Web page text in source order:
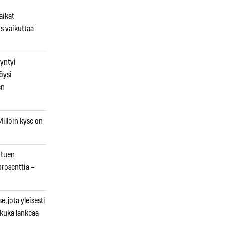
vaikuttaa
kyse on
–
jota yleisesti
lankeaa